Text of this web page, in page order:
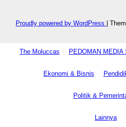
Proudly powered by WordPress
The Moluccas PEDOMAN MEDIA
Ekonomi & Bisnis
Politik &
Lainnya